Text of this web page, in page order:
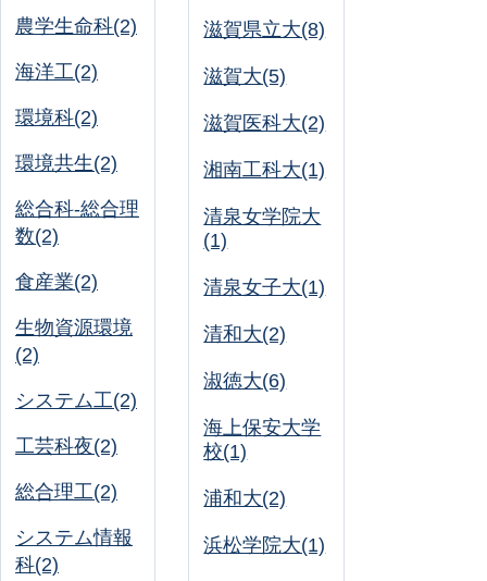
農学生命科(2)
海洋工(2)
環境科(2)
環境共生(2)
総合科-総合理
数(2)
食産業(2)
生物資源環境
(2)
システム工(2)
工芸科夜(2)
総合理工(2)
システム情報
科(2)
滋賀県立大(8)
滋賀大(5)
滋賀医科大(2)
湘南工科大(1)
清泉女学院大
(1)
清泉女子大(1)
清和大(2)
淑徳大(6)
海上保安大学
校(1)
浦和大(2)
浜松学院大(1)